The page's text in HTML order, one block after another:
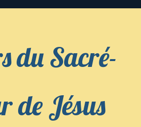
du Sacré-
de Jésus